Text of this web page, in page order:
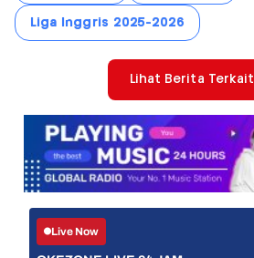
Liga Inggris 2025-2026
Lihat Berita Terkait
Live Now